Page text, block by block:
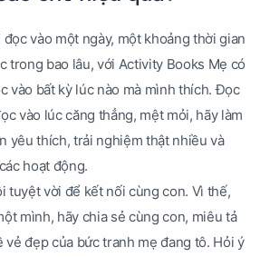
vào một ngày, một khoảng thời gian
trong bao lâu, với Activity Books Mẹ có
vào bất kỳ lúc nào mà mình thích. Đọc
vào lúc căng thẳng, mệt mỏi, hãy làm
yêu thích, trải nghiệm thật nhiều và
hoạt động.
tuyệt vời để kết nối cùng con. Vì thế,
mình, hãy chia sẻ cùng con, miêu tả
vẻ đẹp của bức tranh mẹ đang tô. Hỏi ý